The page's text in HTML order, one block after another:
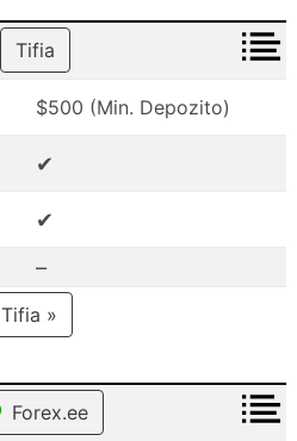
Tifia
$500 (Min. Depozito)
✔
✔
–
Tifia »
Forex.ee